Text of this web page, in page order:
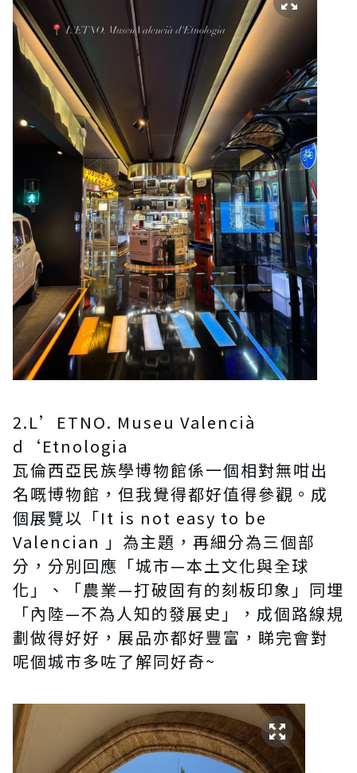
2.L’ETNO. Museu Valencià
d‘Etnologia
瓦倫西亞民族學博物館係一個相對無咁出
名嘅博物館，但我覺得都好值得參觀。成
個展覽以「It is not easy to be
Valencian 」為主題，再細分為三個部
分，分別回應「城市—本土文化與全球
化」、「農業—打破固有的刻板印象」同埋
「內陸—不為人知的發展史」，成個路線規
劃做得好好，展品亦都好豐富，睇完會對
呢個城市多咗了解同好奇~